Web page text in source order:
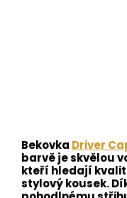
Bekovka Driver
barvě je skvělou
kteří hledají
stylový kousek.